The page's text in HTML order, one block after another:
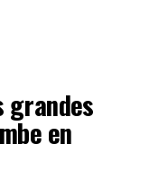
grandes
en